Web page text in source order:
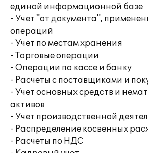
единой информационной базе
- Учет "от документа",
операций
- Учет по местам хранения
- Торговые операции
- Операции по кассе и банку
- Расчеты с поставщиками и
- Учет основных средств и
активов
- Учет производственной
- Распределение косвенных
- Расчеты по НДС